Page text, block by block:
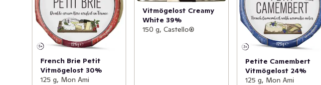
French Brie Petit
Vitmögelost 30%
125 g, Mon Ami
Vitmögelost Creamy
White 39%
150 g, Castello®
Petite Camembert
Vitmögelost 24%
125 g, Mon Ami